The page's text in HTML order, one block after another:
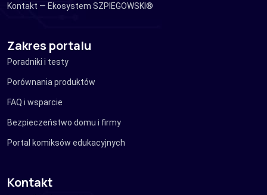
Kontakt — Ekosystem SZPIEGOWSKI®
Zakres portalu
Poradniki i testy
Porównania produktów
FAQ i wsparcie
Bezpieczeństwo domu i firmy
Portal komiksów edukacyjnych
Kontakt